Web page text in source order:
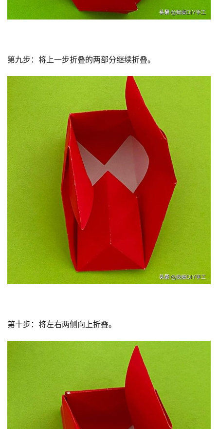
投
稿
日
第九步：将上一步折叠的两部分继续折叠。
第十步：将左右两侧向上折叠。